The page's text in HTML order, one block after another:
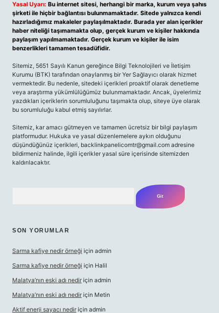
Yasal Uyarı: Bu internet sitesi, herhangi bir marka, kurum veya şahıs
şirketi ile hiçbir bağlantısı bulunmamaktadır. Sitede yalnızca kendi
hazırladığımız makaleler paylaşılmaktadır. Burada yer alan içerikler
haber niteliği taşımamakta olup, gerçek kurum ve kişiler hakkında
paylaşım yapılmamaktadır. Gerçek kurum ve kişiler ile isim
benzerlikleri tamamen tesadüfidir.
Sitemiz, 5651 Sayılı Kanun gereğince Bilgi Teknolojileri ve İletişim
Kurumu (BTK) tarafından onaylanmış bir Yer Sağlayıcı olarak hizmet
vermektedir. Bu nedenle, sitedeki içerikleri proaktif olarak denetleme
veya araştırma yükümlülüğümüz bulunmamaktadır. Ancak, üyelerimiz
yazdıkları içeriklerin sorumluluğunu taşımakta olup, siteye üye olarak
bu sorumluluğu kabul etmiş sayılırlar.
Sitemiz, kar amacı gütmeyen ve tamamen ücretsiz bir bilgi paylaşım
platformudur. Hukuka ve yasal düzenlemelere aykırı olduğunu
düşündüğünüz içerikleri, backlinkpanelicomtr@gmail.com adresine
bildirmeniz halinde, ilgili içerikler yasal süre içerisinde sitemizden
kaldırılacaktır.
SON YORUMLAR
Sarma kafiye nedir örneği için admin
Sarma kafiye nedir örneği için Halil
Malatya’nın eski adı nedir için admin
Malatya’nın eski adı nedir için Metin
Aktif enerji sayacı nedir için admin